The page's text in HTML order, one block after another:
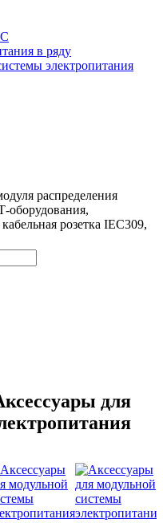
в ряду
электропитания
распределения
оборудования,
розетка IEC309,
для